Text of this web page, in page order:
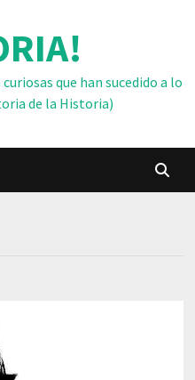
que han sucedido a lo
de la Historia)